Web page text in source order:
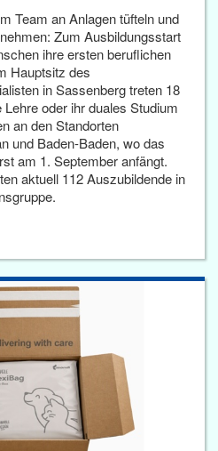
Team an Anlagen tüfteln und
Zum Ausbildungsstart
ihre ersten beruflichen
Hauptsitz des
in Sassenberg treten 18
oder ihr duales Studium
an den Standorten
und Baden-Baden, wo das
am 1. September anfängt.
aktuell 112 Auszubildende in